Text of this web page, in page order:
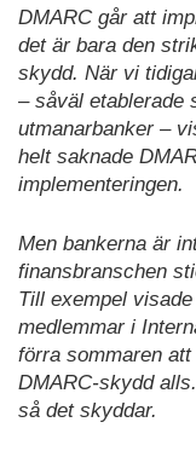
DMARC går att
det är bara den
skydd. När vi
– såväl etablerade
utmanarbanker –
helt saknade
implementeringen.
Men bankerna är
finansbranschen
Till exempel
medlemmar i
förra sommaren
DMARC-skydd
så det skyddar.